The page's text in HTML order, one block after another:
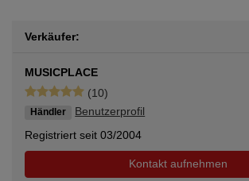
Verkäufer:
MUSICPLACE
(10)
Händler
Benutzerprofil
Registriert seit 03/2004
Kontakt aufnehmen